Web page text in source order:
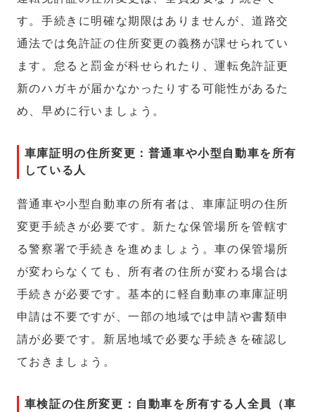
す。手続きに明確な期限はありませんが、道路交
通法では免許証の住所変更の義務が課せられてい
ます。怠ると罰金が科せられたり、運転免許証更
新のハガキが届かなかったりする可能性があるた
め、早めに行いましょう。
車庫証明の住所変更：普通車や小型自動車を所有
している人
普通車や小型自動車の所有者は、車庫証明の住所
変更手続きが必要です。新たな保管場所を管轄す
る警察署で手続きを進めましょう。車の保管場所
が変わらなくても、所有者の住所が変わる場合は
手続きが必要です。基本的に軽自動車の車庫証明
申請は不要ですが、一部の地域では申請や書類申
請が必要です。新居地域で必要な手続きを確認し
ておきましょう。
車検証の住所変更：自動車を所有する人全員（車